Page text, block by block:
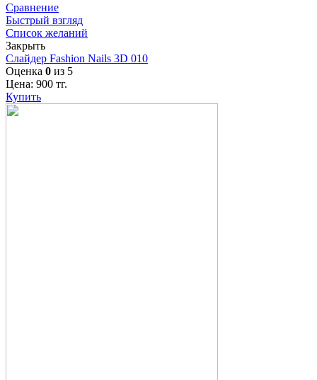
Сравнение
Быстрый взгляд
Список желаний
Закрыть
Слайдер Fashion Nails 3D 010
Оценка 0 из 5
Цена: 900 тг.
Купить